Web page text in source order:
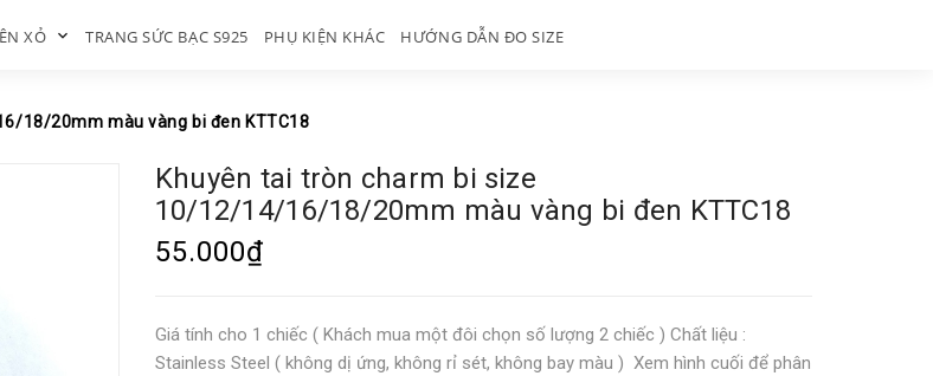
XỎ TRANG SỨC BẠC S925 PHỤ KIỆN KHÁC HƯỚNG DẪN ĐO SIZE
18/20mm màu vàng bi đen KTTC18
Khuyên tai tròn charm bi size
10/12/14/16/18/20mm màu vàng bi đen KTTC18
55.000₫
Giá tính cho 1 chiếc ( Khách mua một đôi chọn số lượng 2 chiếc ) Chất liệu :
Stainless Steel ( không dị ứng, không rỉ sét, không bay màu ) Xem hình cuối để phân